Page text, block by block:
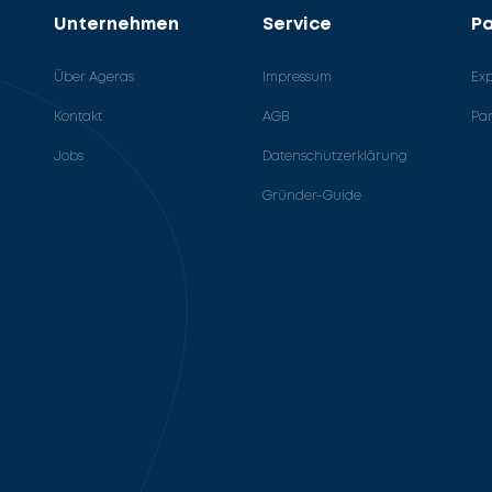
Unternehmen
Über Ageras
Kontakt
Jobs
Service
Impressum
AGB
Datenschutzerklärung
Gründer-Guide